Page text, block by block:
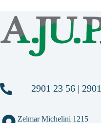
2901 23 56 |
Zelmar Michelini 1215